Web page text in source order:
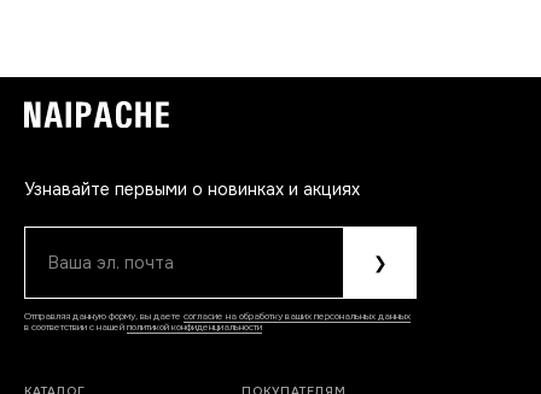
Узнавайте первыми о новинках и акциях
Ваша эл. почта ❯
Отправляя данную форму, вы даете согласие на обработку ваших персональных данных
в соответствии с нашей политикой конфиденциальности
КАТАЛОГ ПОКУПАТЕЛЯМ